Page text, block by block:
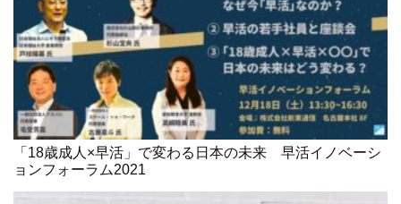
「18歳成人×早活」で変わる日本の未来 早活イノベーシ
ョンフォーラム2021